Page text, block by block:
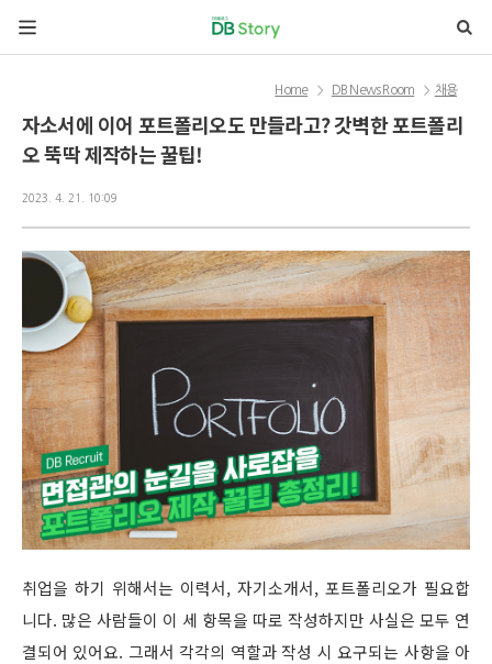
Home > DB News Room > 채용
자소서에 이어 포트폴리오도 만들라고? 갓벽한 포트폴리
오 뚝딱 제작하는 꿀팁!
2023. 4. 21. 10:09
취업을 하기 위해서는 이력서, 자기소개서, 포트폴리오가 필요합
니다. 많은 사람들이 이 세 항목을 따로 작성하지만 사실은 모두 연
결되어 있어요. 그래서 각각의 역할과 작성 시 요구되는 사항을 아